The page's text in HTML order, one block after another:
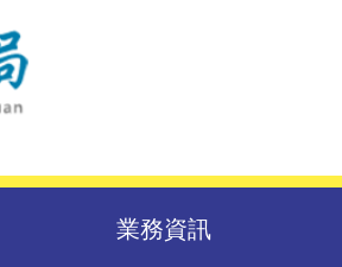
業務資訊